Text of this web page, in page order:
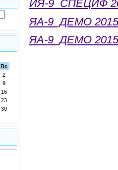
Вс
2
9
16
23
30
ИЯ-9_СПЕЦИФ
ЯА-9_ДЕМО
ЯА-9_ДЕМО